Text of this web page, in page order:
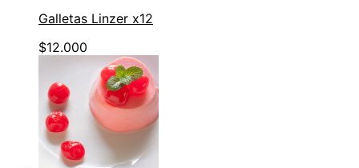
Galletas Linzer x12
$12.000